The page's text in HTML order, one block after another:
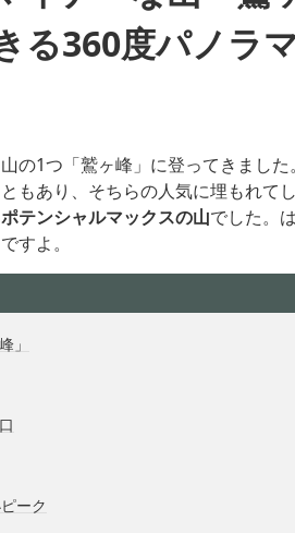
る360度パノラ
の1つ「鷲ヶ峰」に登ってきまし
もあり、そちらの人気に埋もれて
テンシャルマックスの山でした。
すよ。
」
ーク